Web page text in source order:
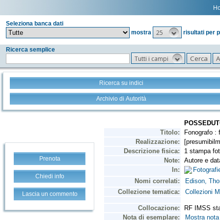
Seleziona banca dati
mostra
25 risultati per
Ricerca semplice
Tutti i campi
Ricerca su indici
Archivio di Autorità
Prenota
Chiedi info
Lascia un commento